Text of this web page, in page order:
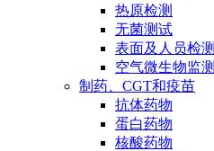
热原检测
无菌测试
表面及人员检测
空气微生物监测
制药、CGT和疫苗
抗体药物
蛋白药物
核酸药物